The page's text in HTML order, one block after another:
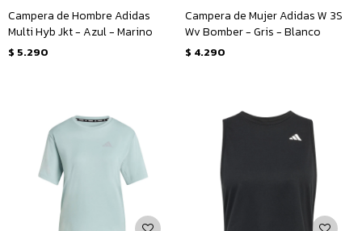
Campera de Hombre Adidas
Multi Hyb Jkt - Azul - Marino
$ 5.290
Campera de Mujer Adidas W 3S
Wv Bomber - Gris - Blanco
$ 4.290